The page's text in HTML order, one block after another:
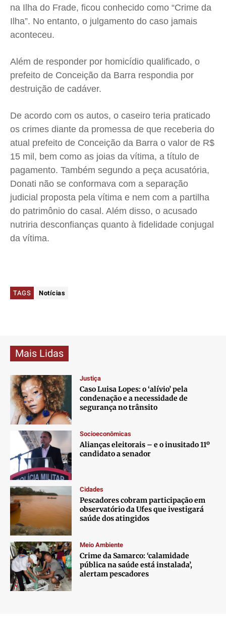
na Ilha do Frade, ficou conhecido como “Crime da
Ilha”. No entanto, o julgamento do caso jamais
aconteceu.
Além de responder por homicídio qualificado, o
prefeito de Conceição da Barra respondia por
destruição de cadáver.
De acordo com os autos, o caseiro teria praticado
os crimes diante da promessa de que receberia do
atual prefeito de Conceição da Barra o valor de R$
15 mil, bem como as joias da vítima, a título de
pagamento. Também segundo a peça acusatória,
Donati não se conformava com a separação
judicial proposta pela vítima e nem com a partilha
do patrimônio do casal. Além disso, o acusado
nutriria desconfianças quanto à fidelidade conjugal
da vítima.
TAGS Notícias
Mais Lidas
Justiça
Caso Luisa Lopes: o ‘alívio’ pela
condenação e a necessidade de
segurança no trânsito
Socioeconômicas
Alianças eleitorais – e o inusitado 11º
candidato a senador
Cidades
Pescadores cobram participação em
observatório da Ufes que ivestigará
saúde dos atingidos
Meio Ambiente
Crime da Samarco: ‘calamidade
pública na saúde está instalada’,
alertam pescadores